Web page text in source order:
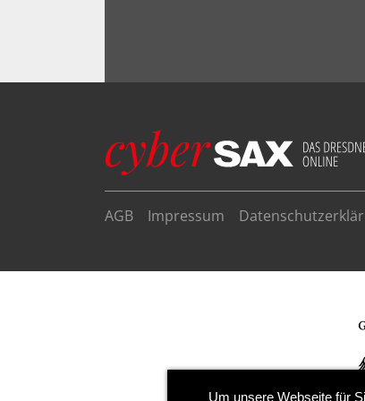
AGB Impressum
Um unsere Webseite für